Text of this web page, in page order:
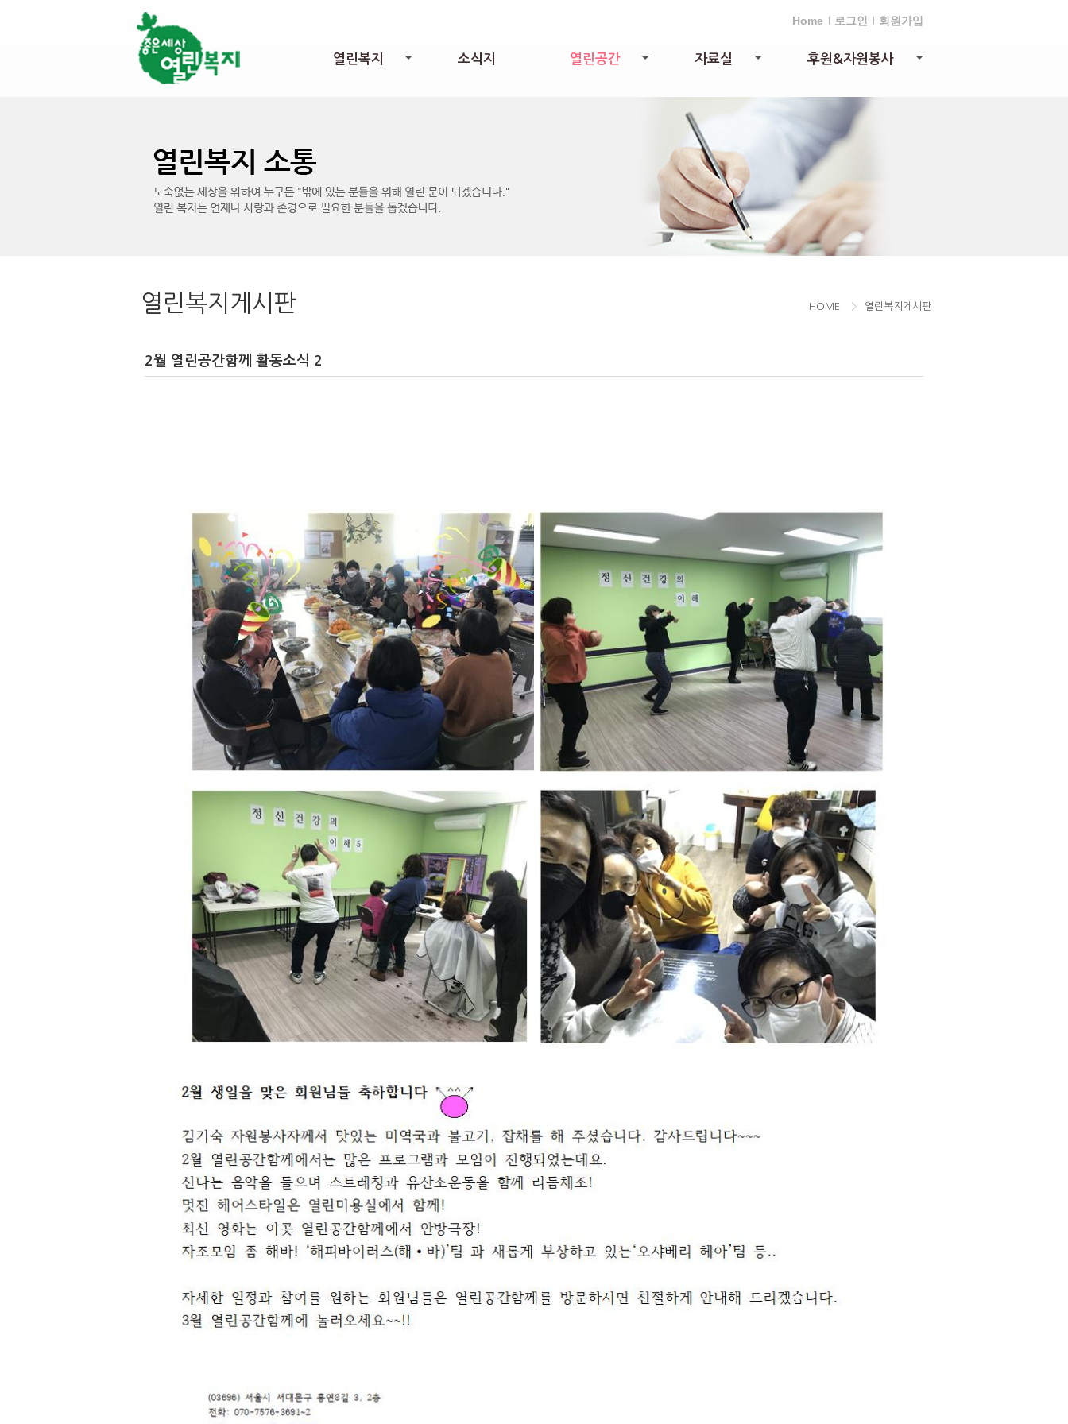
Home 로그인 회원가입
열린복지 소식지 열린공간 자료실 후원&자원봉사
HOME > 열린복지게시판
열린복지게시판
2월 열린공간함께 활동소식 2